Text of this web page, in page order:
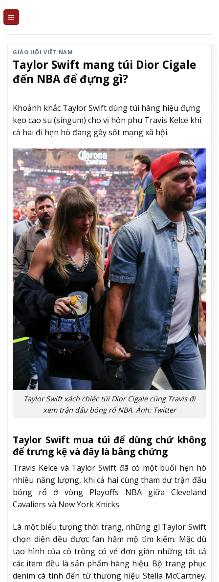
GIÁO HỘI VIỆT NAM
Taylor Swift mang túi Dior Cigale
đến NBA để đựng gì?
Khoảnh khắc Taylor Swift dùng túi hàng hiệu đựng
kẹo cao su (singum) cho vị hôn phu Travis Kelce khi
cả hai đi hẹn hò đang gây sốt mạng xã hội.
Taylor Swift xách chiếc túi Dior Cigale cùng Travis đi
xem trận đấu bóng rổ NBA. Ảnh: Twitter
Taylor Swift mua túi để dùng chứ không
để trưng kệ và đây là bằng chứng
Travis Kelce và Taylor Swift đã có một buổi hẹn hò
nhiều năng lượng, khi cả hai cùng tham dự trận đấu
bóng rổ ở vòng Playoffs NBA giữa Cleveland
Cavaliers và New York Knicks.
Là một biểu tượng thời trang, những gì Taylor Swift
chọn diện đều được fan hâm mộ tìm kiếm. Mặc dù
tạo hình của cô trông có vẻ đơn giản những tất cả
các item đều là sản phẩm hàng hiệu. Bộ trang phục
denim cá tính đến từ thương hiệu Stella McCartney.